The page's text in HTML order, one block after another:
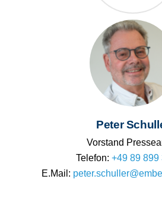
Peter
Vorstand
Telefon: +49 89 899
E.Mail: